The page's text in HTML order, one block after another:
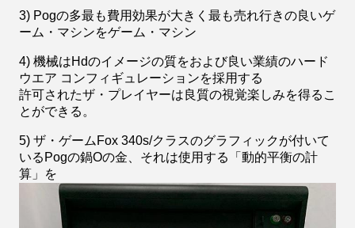
3) Pogの多最も費用効果が大きく最も売れ行きの良いゲ
ーム・マシンをゲーム・マシン
4) 機械はHdのイメージの質をおよび良い業績のハード
ウエア コンフィギュレーションを採用する
許可されたザ・プレイヤーは良質の視覚楽しみを得るこ
とができる。
5) ザ・ゲームFox 340s/クラスのグラフィックが付いて
いるPogの鍋Oの金、それは使用する「動的平衡の計
算」を